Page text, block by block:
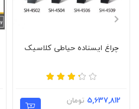
چراغ ایستاده حیاطی کلاسیک
5,637,812 تومان